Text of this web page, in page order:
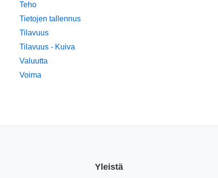
Teho
Tietojen tallennus
Tilavuus
Tilavuus - Kuiva
Valuutta
Voima
Yleistä